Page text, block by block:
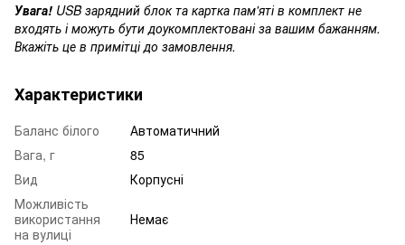
Увага! USB зарядний блок та картка пам'яті в комплект не
входять і можуть бути доукомплектовані за вашим бажанням.
Вкажіть це в примітці до замовлення.
Характеристики
Баланс білого
Автоматичний
Вага, г
85
Вид
Корпусні
Можливість
використання
на вулиці
Немає